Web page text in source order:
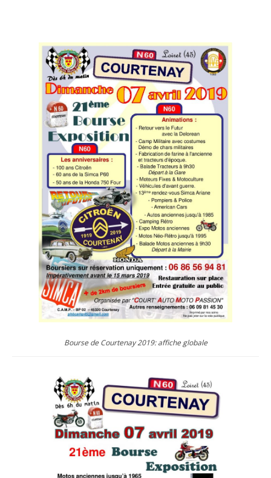
Bourse de Courtenay 2019: affiche globale